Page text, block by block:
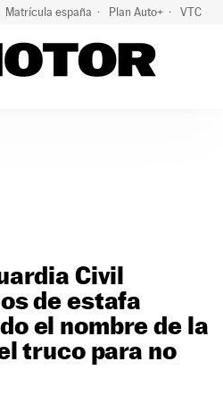
Matrícula españa Plan Auto+ VTC
Civil
de estafa
el nombre de la
truco para no